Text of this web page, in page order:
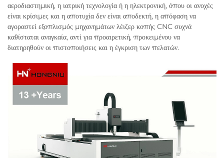
αεροδιαστημική, η ιατρική τεχνολογία ή η ηλεκτρονική, όπου οι ανοχές
είναι κρίσιμες και η αποτυχία δεν είναι αποδεκτή, η απόφαση να
αγοραστεί εξοπλισμός μηχανημάτων λέιζερ κοπής CNC συχνά
καθίσταται αναγκαία, αντί για προαιρετική, προκειμένου να
διατηρηθούν οι πιστοποιήσεις και η έγκριση των πελατών.